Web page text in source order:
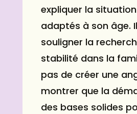
expliquer la
adaptés à son âge.
souligner la
stabilité dans la
pas de créer une
montrer que la
des bases solides